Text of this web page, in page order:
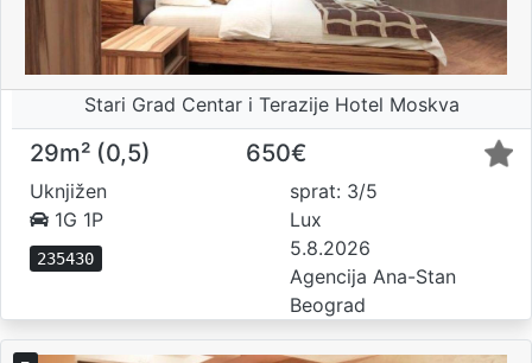
Stari Grad Centar i Terazije Hotel Moskva
29m² (0,5) 650€
Uknjižen
1G 1P
235430
sprat: 3/5
Lux
5.8.2026
Agencija Ana-Stan
Beograd